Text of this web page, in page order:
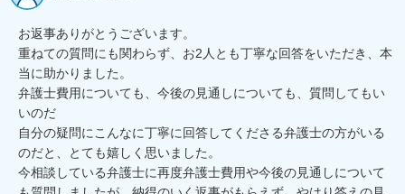
お返事ありがとうございます。
重ねての質問にも関わらず、お2人とも丁寧な回答をいただき、本
当に助かりました。
弁護士費用についても、今後の見通しについても、質問してもい
いのだ
自分の疑問にこんなに丁寧に回答してくださる弁護士の方がいる
のだと、とても嬉しく思いました。
今相談している弁護士に再度弁護士費用や今後の見通しについて